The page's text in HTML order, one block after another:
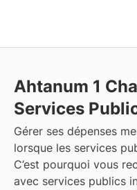
Ahtanum 1
Services
Gérer ses dépenses
lorsque les services
C’est pourquoi vous
avec services publics